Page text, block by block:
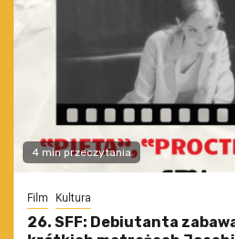
4 min przeczytania
Film Kultura
26. SFF: Debiutanta